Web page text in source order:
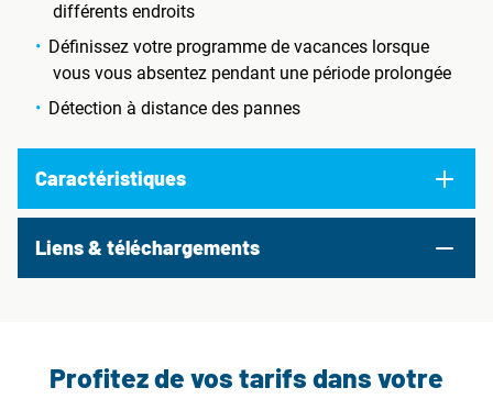
différents endroits
Définissez votre programme de vacances lorsque
vous vous absentez pendant une période prolongée
Détection à distance des pannes
Caractéristiques
Liens & téléchargements
Profitez de vos tarifs dans votre